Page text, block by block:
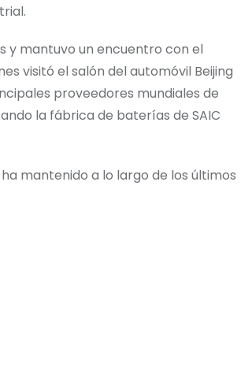
y mantuvo un encuentro con el
visitó el salón del automóvil Beijing
proveedores mundiales de
la fábrica de baterías de SAIC
mantenido a lo largo de los últimos